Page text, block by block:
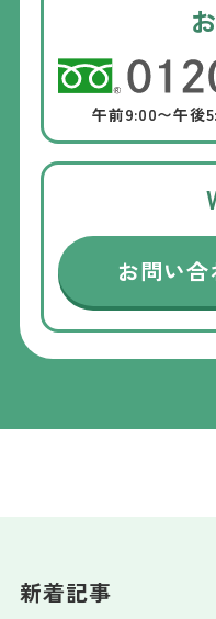
午前9:00〜午後
お問い
新着記事